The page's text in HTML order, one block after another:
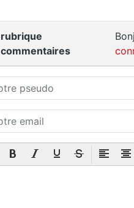
rubrique
commentaires